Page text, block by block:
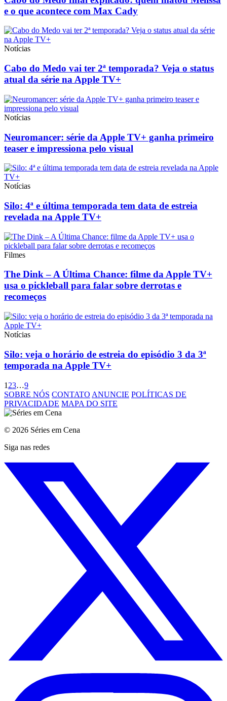
e o que acontece com Max Cady
Notícias
Cabo do Medo vai ter 2ª temporada? Veja o status
atual da série na Apple TV+
Notícias
Neuromancer: série da Apple TV+ ganha primeiro
teaser e impressiona pelo visual
Notícias
Silo: 4ª e última temporada tem data de estreia
revelada na Apple TV+
Filmes
The Dink – A Última Chance: filme da Apple TV+
usa o pickleball para falar sobre derrotas e
recomeços
Notícias
Silo: veja o horário de estreia do episódio 3 da 3ª
temporada na Apple TV+
1 23…9
SOBRE NÓS CONTATO ANUNCIE POLÍTICAS DE
PRIVACIDADE MAPA DO SITE
© 2026 Séries em Cena
Siga nas redes